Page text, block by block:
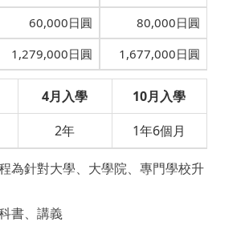
60,000日圓
80,000日圓
1,279,000日圓 1,677,000日圓
4月入學 10月入學
2年 1年6個月
為針對大學、大學院、專門學校升
書、講義